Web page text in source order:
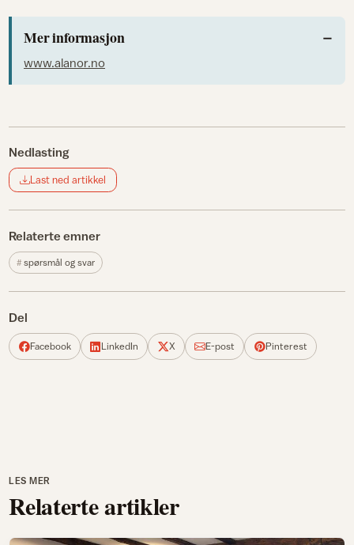
Mer informasjon
www.alanor.no
Nedlasting
Last ned artikkel
Relaterte emner
spørsmål og svar
Del
Facebook LinkedIn X E-post Pinterest
LES MER
Relaterte artikler